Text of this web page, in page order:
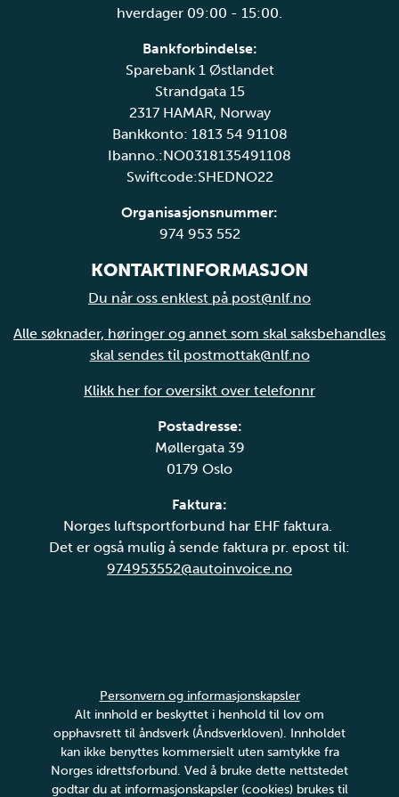
hverdager 09:00 - 15:00.
Bankforbindelse:
Sparebank 1 Østlandet
Strandgata 15
2317 HAMAR, Norway
Bankkonto: 1813 54 91108
Ibanno.:NO0318135491108
Swiftcode:SHEDNO22
Organisasjonsnummer:
974 953 552
KONTAKTINFORMASJON
Du når oss enklest på post@nlf.no
Alle søknader, høringer og annet som skal saksbehandles
skal sendes til postmottak@nlf.no
Klikk her for oversikt over telefonnr
Postadresse:
Møllergata 39
0179 Oslo
Faktura:
Norges luftsportforbund har EHF faktura.
Det er også mulig å sende faktura pr. epost til:
974953552@autoinvoice.no
Personvern og informasjonskapsler
Alt innhold er beskyttet i henhold til lov om
opphavsrett til åndsverk (Åndsverkloven). Innholdet
kan ikke benyttes kommersielt uten samtykke fra
Norges idrettsforbund. Ved å bruke dette nettstedet
godtar du at informasjonskapsler (cookies) brukes til